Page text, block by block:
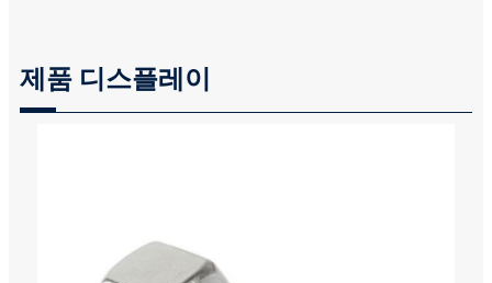
제품 디스플레이